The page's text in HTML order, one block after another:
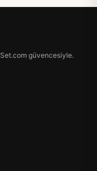
güvencesiyle.